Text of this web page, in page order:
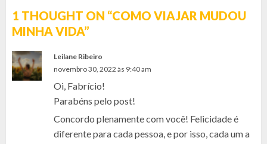
1 THOUGHT ON “COMO VIAJAR MUDOU
MINHA VIDA”
Leilane Ribeiro
novembro 30, 2022 às 9:40 am
Oi, Fabrício!
Parabéns pelo post!
Concordo plenamente com você! Felicidade é
diferente para cada pessoa, e por isso, cada um a